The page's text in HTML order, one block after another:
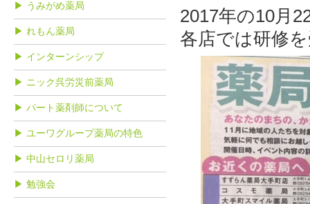
▶ うみがめ薬局
▶ れもん薬局
▶ インターンシップ
▶ ニック呉労災前薬局
▶ パート薬剤師について
▶ ユーワグループ薬局の特色
▶ 中山セロリ薬局
▶ 勉強会
2017年の10月
各店では研修